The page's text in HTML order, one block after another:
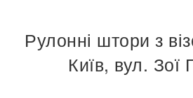
Рулонні штори з
Київ, вул. Зої